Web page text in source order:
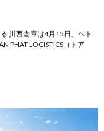
川西倉庫は4月15日、ベト
PHAT LOGISTICS（トア